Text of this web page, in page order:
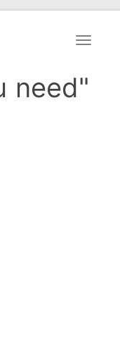
Toggle
need"